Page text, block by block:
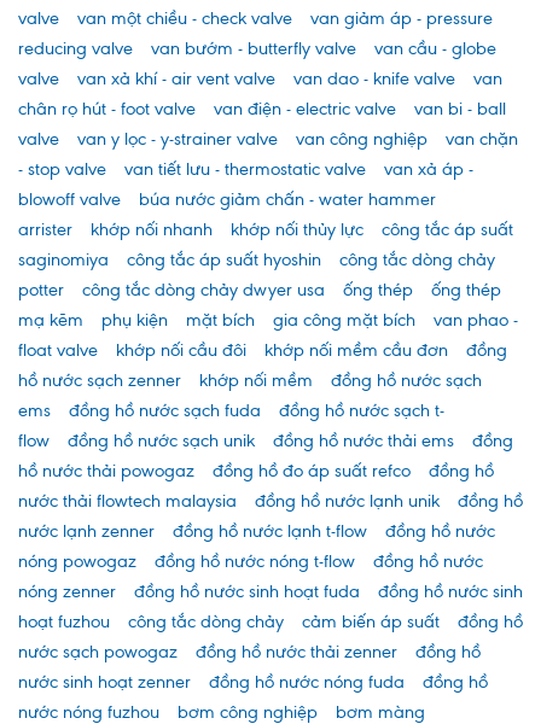
valve
van một chiều - check valve
van giảm áp - pressure
reducing valve
van bướm - butterfly valve
van cầu - globe
valve
van xả khí - air vent valve van dao - knife valve
van
chân rọ hút - foot valve
van điện - electric valve
van bi - ball
valve
van y lọc - y-strainer valve van công nghiệp
van chặn
- stop valve
van tiết lưu - thermostatic valve
van xả áp -
blowoff valve
búa nước giảm chấn - water hammer
arrister
khớp nối nhanh khớp nối thủy lực
công tắc áp suất
saginomiya
công tắc áp suất hyoshin
công tắc dòng chảy
potter
công tắc dòng chảy dwyer usa ống thép
ống thép
mạ kẽm
phụ kiện mặt bích gia công mặt bích
van phao -
float valve
khớp nối cầu đôi khớp nối mềm cầu đơn
đồng
hồ nước sạch zenner
khớp nối mềm
đồng hồ nước sạch
ems
đồng hồ nước sạch fuda
đồng hồ nước sạch t-
flow
đồng hồ nước sạch unik đồng hồ nước thải ems
đồng
hồ nước thải powogaz
đồng hồ đo áp suất refco
đồng hồ
nước thải flowtech malaysia
đồng hồ nước lạnh unik
đồng hồ
nước lạnh zenner
đồng hồ nước lạnh t-flow
đồng hồ nước
nóng powogaz
đồng hồ nước nóng t-flow
đồng hồ nước
nóng zenner
đồng hồ nước sinh hoạt fuda
đồng hồ nước sinh
hoạt fuzhou
công tắc dòng chảy cảm biến áp suất
đồng hồ
nước sạch powogaz
đồng hồ nước thải zenner
đồng hồ
nước sinh hoạt zenner
đồng hồ nước nóng fuda
đồng hồ
nước nóng fuzhou
bơm công nghiệp
bơm màng